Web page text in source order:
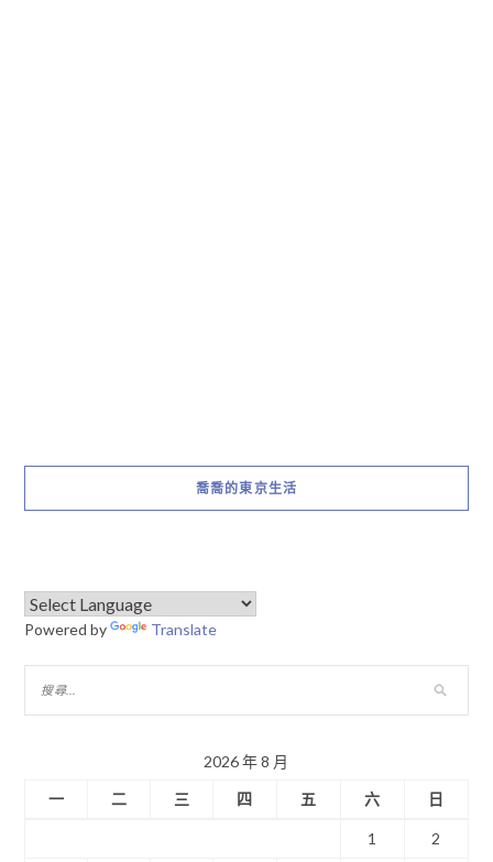
喬喬的東京生活
Powered by Translate
2026 年 8 月
一
二 三 四 五 六 日
1 2